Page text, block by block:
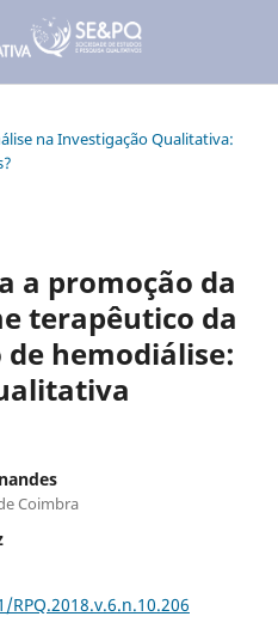
na Investigação Qualitativa:
a promoção da
terapêutico da
hemodiálise:
Coimbra